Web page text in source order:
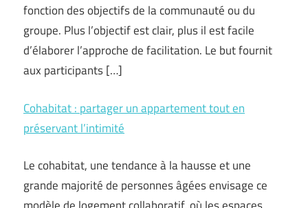
fonction des objectifs de la communauté ou du
groupe. Plus l’objectif est clair, plus il est facile
d’élaborer l’approche de facilitation. Le but fournit
aux participants […]
Cohabitat : partager un appartement tout en
préservant l’intimité
Le cohabitat, une tendance à la hausse et une
grande majorité de personnes âgées envisage ce